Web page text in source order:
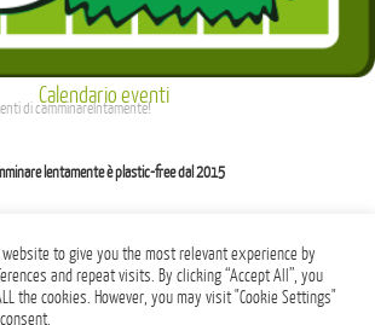
Calendario eventi
di camminarelntamente!
lentamente è plastic-free dal 2015
Powered by
to give you the most relevant experience by
and repeat visits. By clicking “Accept All”, you
the cookies. However, you may visit "Cookie Settings"